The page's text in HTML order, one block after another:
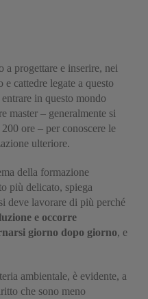
a progettare e inserire, nei
cattedre legate a questo
in questo mondo
master – generalmente si
ore – per conoscere le
ulteriore.
della formazione
più delicato, spiega
deve lavorare di più perché
e occorre
giorno dopo giorno, e
ambientale, è evidente, a
che sono meno